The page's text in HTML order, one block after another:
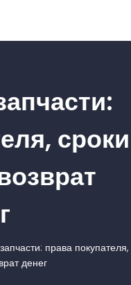
сроки
права покупателя,
денег